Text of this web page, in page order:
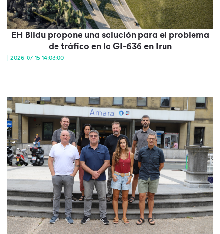
EH Bildu propone una solución para el problema
de tráfico en la GI-636 en Irun
| 2026-07-15 14:03:00